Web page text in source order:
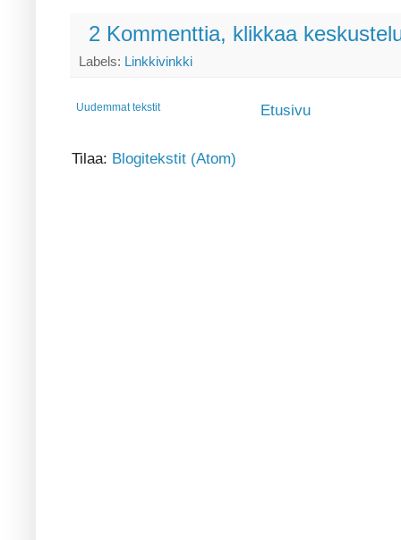
2 Kommenttia, klikkaa
Labels: Linkkivinkki
Uudemmat tekstit Etusivu
Tilaa: Blogitekstit (Atom)